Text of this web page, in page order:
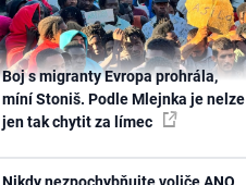
Boj s migranty Evropa prohrála,
míní Stoniš. Podle Mlejnka je nelze
jen tak chytit za límec